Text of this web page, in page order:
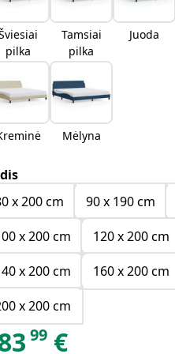
pilka
Tamsiai
pilka
Juoda
Mėlyna
x 200 cm
90 x 190 cm
x 200 cm
120 x 200 cm
x 200 cm
160 x 200 cm
x 200 cm
99 €